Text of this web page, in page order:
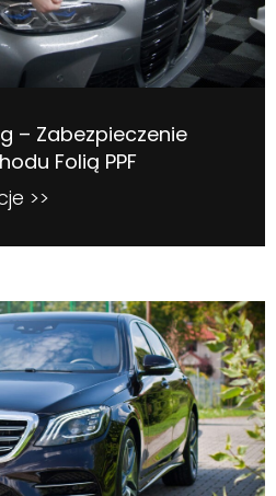
– Zabezpieczenie
Folią PPF
>>